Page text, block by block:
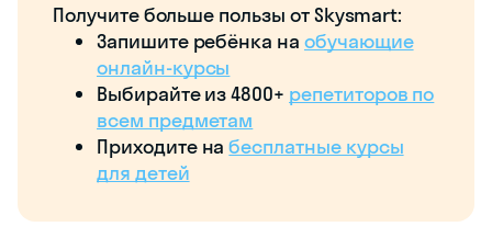
Получите больше пользы от Skysmart:
Запишите ребёнка на обучающие
онлайн-курсы
Выбирайте из 4800+ репетиторов по
всем предметам
Приходите набесплатные курсы
для детей